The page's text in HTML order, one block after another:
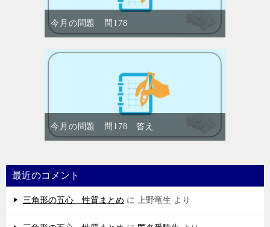
今月の問題 問178
今月の問題 問178 答え
最近のコメント
三角形の五心 性質まとめ に 上野竜生 より